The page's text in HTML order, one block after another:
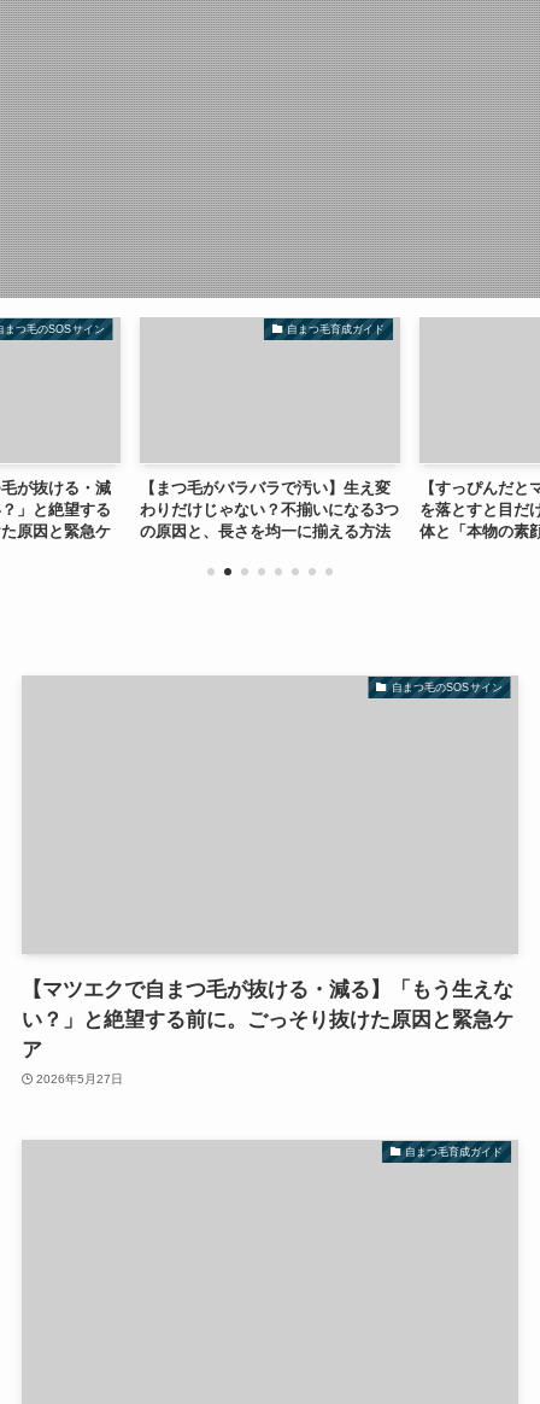
まつ毛のSOSサイン
が抜ける・減
」と絶望する
原因と緊急ケ
自まつ毛育成ガイド
【まつ毛がバラバラで汚い】生え変
わりだけじゃない？不揃いになる3つ
の原因と、長さを均一に揃える方法
【すっぴんだと
を落とすと目だ
体と「本物の素
自まつ毛のSOSサイン
【マツエクで自まつ毛が抜ける・減る】「もう生えな
い？」と絶望する前に。ごっそり抜けた原因と緊急ケ
ア
2026年5月27日
自まつ毛育成ガイド